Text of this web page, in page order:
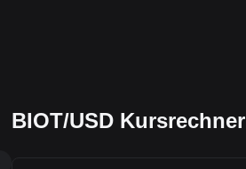
BIOT/USD Kursrechner